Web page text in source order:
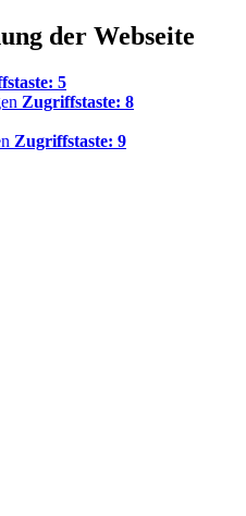
der Webseite
5
Zugriffstaste: 8
Zugriffstaste: 9